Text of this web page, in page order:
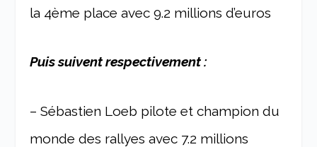
la 4ème place avec 9.2 millions d’euros
Puis suivent respectivement :
– Sébastien Loeb pilote et champion du
monde des rallyes avec 7.2 millions